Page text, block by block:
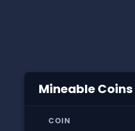
Mineable Coins
COIN